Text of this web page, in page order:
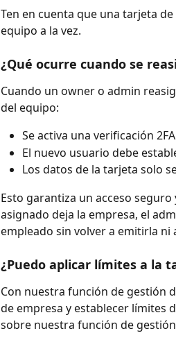
Ten en cuenta que una tarjeta
equipo a la vez.
¿Qué ocurre cuando se
Cuando un owner o admin
del equipo:
Se activa una verificación
El nuevo usuario debe
Los datos de la tarjeta solo
Esto garantiza un acceso
asignado deja la empresa, el
empleado sin volver a emitirla ni
¿Puedo aplicar límites a la
Con nuestra función de gestión
de empresa y establecer límites
sobre nuestra función de